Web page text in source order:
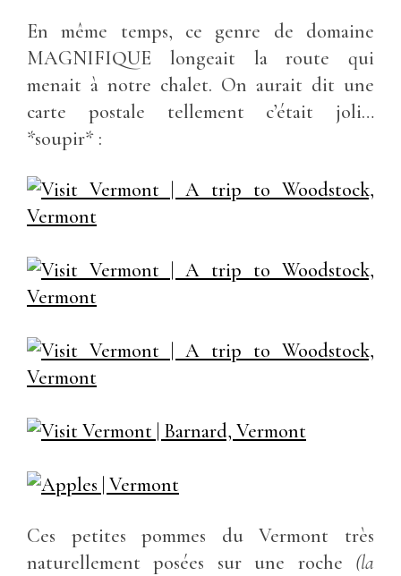
En même temps, ce genre de domaine
MAGNIFIQUE longeait la route qui
menait à notre chalet. On aurait dit une
carte postale tellement c’était joli…
*soupir* :
Ces petites pommes du Vermont très
naturellement posées sur une roche (la